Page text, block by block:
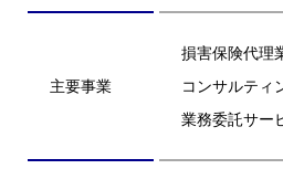
主要事業
損害保険代理
コンサルティ
業務委託サー